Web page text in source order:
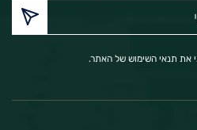
את תנאי השימוש של האתר.